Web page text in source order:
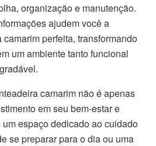
organização e manutenção.
ajudem você a
perfeita, transformando
um ambiente tanto funcional
camarim não é apenas
em seu bem-estar e
espaço dedicado ao cuidado
se preparar para o dia ou uma